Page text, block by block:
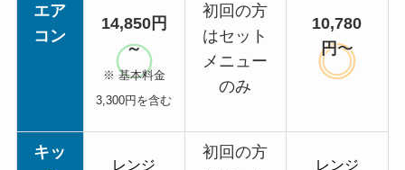
エア
コン
14,850円
～
※ 基本料金
3,300円を含む
初回の方
はセット
メニュー
のみ
10,780
円〜
キッ
レンジ
初回の方
レンジ